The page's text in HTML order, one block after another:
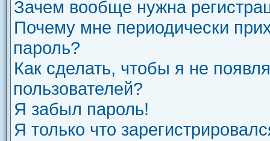
Зачем вообще нужна
Почему мне периодически
пароль?
Как сделать, чтобы я не
пользователей?
Я забыл пароль!
Я только что